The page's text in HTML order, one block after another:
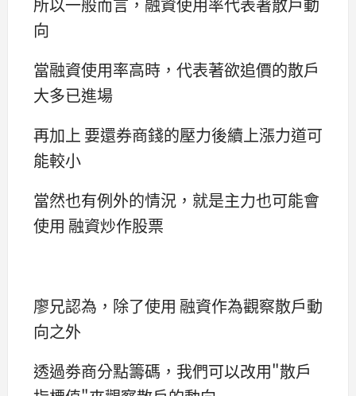
向
當融資使用率高時，代表著欲追價的散戶
大多已進場
再加上 要還券商錢的壓力後續上漲力道可
能較小
當然也有例外的情況，就是主力也可能會
使用 融資炒作股票
廖兄認為，除了使用 融資作為觀察散戶動
向之外
透過劵商分點籌碼，我們可以改用"散戶